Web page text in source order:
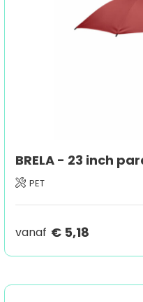
BRELA - 23 inch
PET
vanaf € 5,18